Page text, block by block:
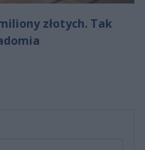
złotych. Tak